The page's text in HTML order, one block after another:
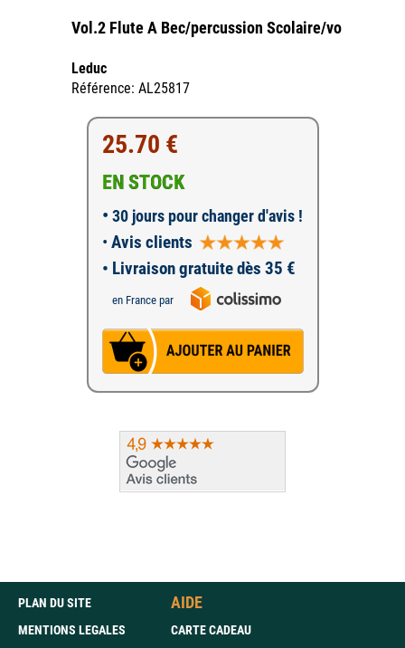
Vol.2 Flute A Bec/percussion Scolaire/vo
Leduc
Référence: AL25817
25.70 €
EN STOCK
• 30 jours pour changer d'avis !
• Avis clients
• Livraison gratuite dès 35 €
en France par
PLAN DU SITE
MENTIONS LEGALES
AIDE
CARTE CADEAU